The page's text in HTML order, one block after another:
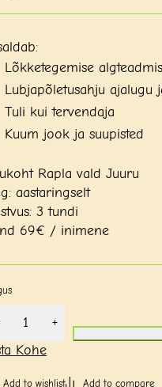
Lõkketegemise
Lubjapõletusahju ajalugu
Tuli kui tervendaja
Kuum jook ja suupisted
Rapla vald Juuru
aastaringselt
3 tundi
69€ / inimene
Kohe